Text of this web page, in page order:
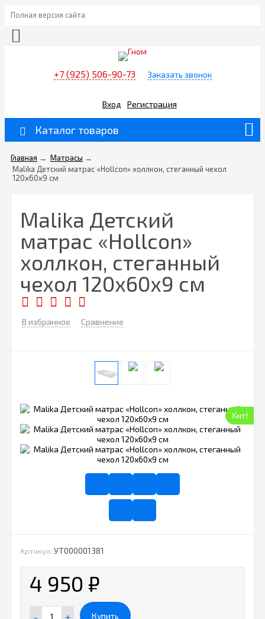
Полная версия сайта
+7 (925) 506-90-73 Заказать звонок
Вход Регистрация
Каталог товаров
Главная → Матрасы →
Malika Детский матрас «Hollcon» холлкон, стеганный чехол
120х60х9 см
Malika Детский
матрас «Hollcon»
холлкон, стеганный
чехол 120х60х9 см
В избранное Сравнение
Хит!
Артикул: УТ000001381
4 950 ₽
Купить